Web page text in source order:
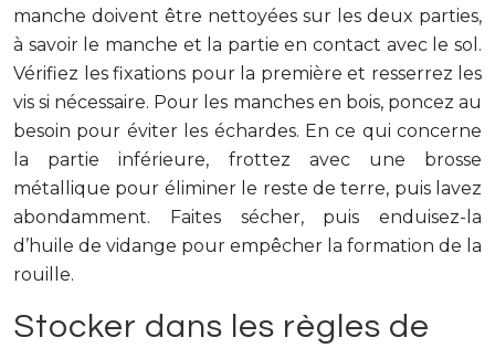
manche doivent être nettoyées sur les deux parties,
à savoir le manche et la partie en contact avec le sol.
Vérifiez les fixations pour la première et resserrez les
vis si nécessaire. Pour les manches en bois, poncez au
besoin pour éviter les échardes. En ce qui concerne
la partie inférieure, frottez avec une brosse
métallique pour éliminer le reste de terre, puis lavez
abondamment. Faites sécher, puis enduisez-la
d’huile de vidange pour empêcher la formation de la
rouille.
Stocker dans les règles de